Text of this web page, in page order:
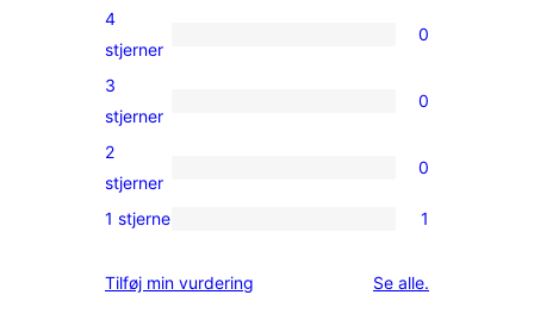
5-
stjernet
0
4-
stjernet
4
stjerner
0
0
3-
stjernet
3
stjerner
0
0
2-
anmeldelser
2
stjerner
0
1
stjernet
1 stjerne 1
Tilføj min vurdering Se alleanmeldelser
.